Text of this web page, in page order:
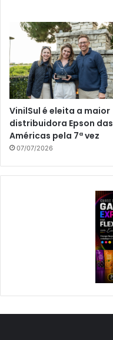
VinilSul é eleita a maior
distribuidora Epson das
Américas pela 7ª vez
07/07/2026